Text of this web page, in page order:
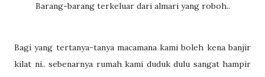
Barang-barang terkeluar dari almari yang roboh..
Bagi yang tertanya-tanya macamana kami boleh kena banjir
kilat ni.. sebenarnya rumah kami duduk dulu sangat hampir